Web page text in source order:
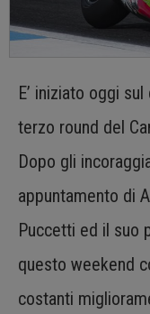
E’ iniziato oggi
terzo round del
Dopo gli
appuntamento di
Puccetti ed il suo
questo weekend
costanti